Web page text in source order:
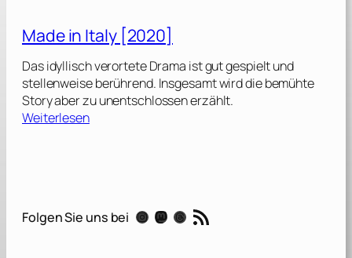
Made in Italy [2020]
Das idyllisch verortete Drama ist gut gespielt und
stellenweise berührend. Insgesamt wird die bemühte
Story aber zu unentschlossen erzählt.
Weiterlesen:
n
Folgen Sie uns bei Instagram Mastodon Threads RSS-Feed